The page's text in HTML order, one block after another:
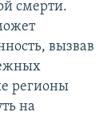
смерти.
вызвав
регионы
на